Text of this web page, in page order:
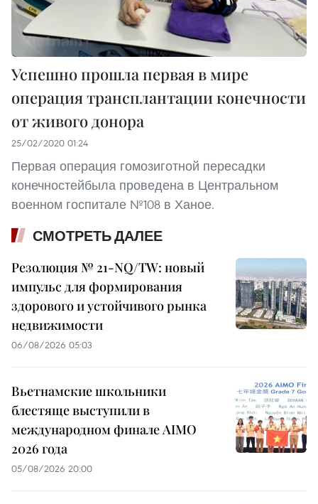
Успешно прошла первая в мире
операция трансплантации конечности
от живого донора
25/02/2020 01:24
Первая операция гомозиготной пересадки
конечностейбыла проведена в Центральном
военном госпитале №108 в Ханое.
СМОТРЕТЬ ДАЛЕЕ
Резолюция № 21-NQ/TW: новый
импульс для формирования
здорового и устойчивого рынка
недвижимости
06/08/2026 05:03
Вьетнамские школьники
блестяще выступили в
международном финале AIMO
2026 года
05/08/2026 20:00